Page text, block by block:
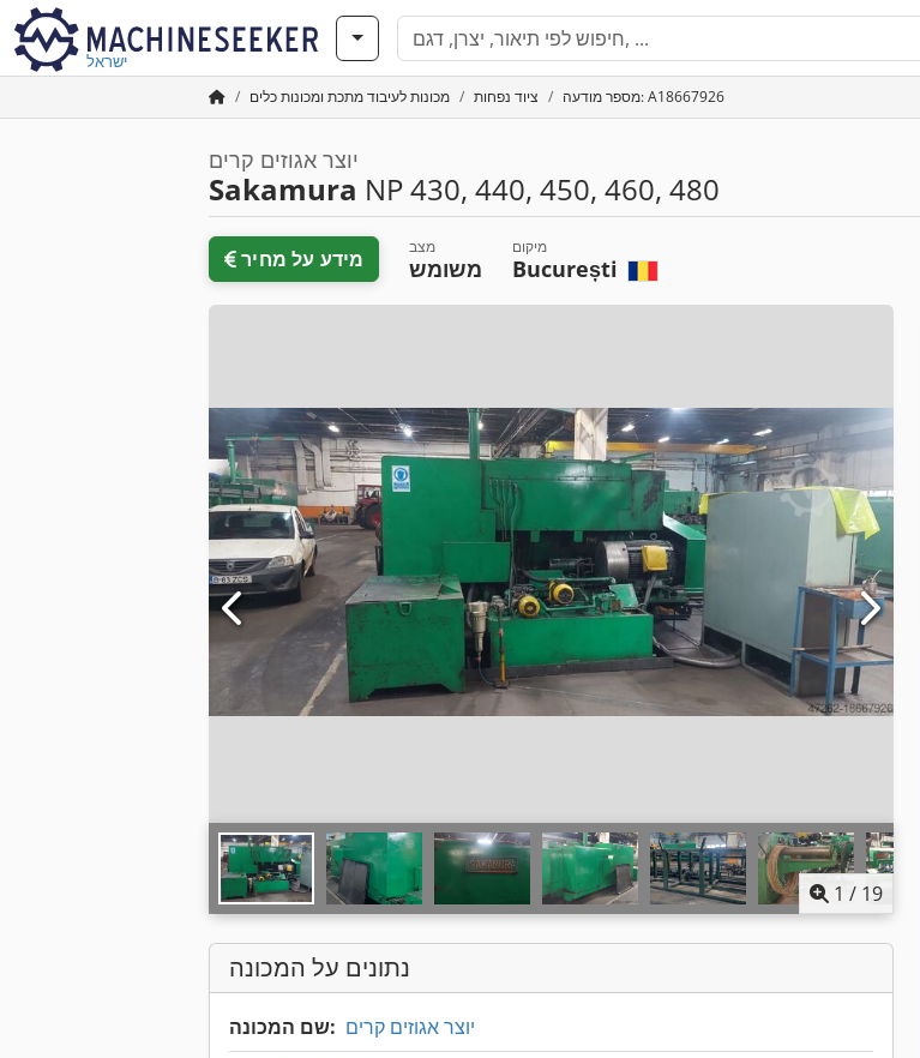
ישראל
מכונות לעיבוד מתכת ומכונות כלים ציוד נפחות מספר מודעה: A18667926
יוצר אגוזים קרים
Sakamura NP 430, 440, 450, 460, 480
מידע על מחיר מצב
משומש
מיקום
București
1 / 19
נתונים על המכונה
שם המכונה: יוצר אגוזים קרים